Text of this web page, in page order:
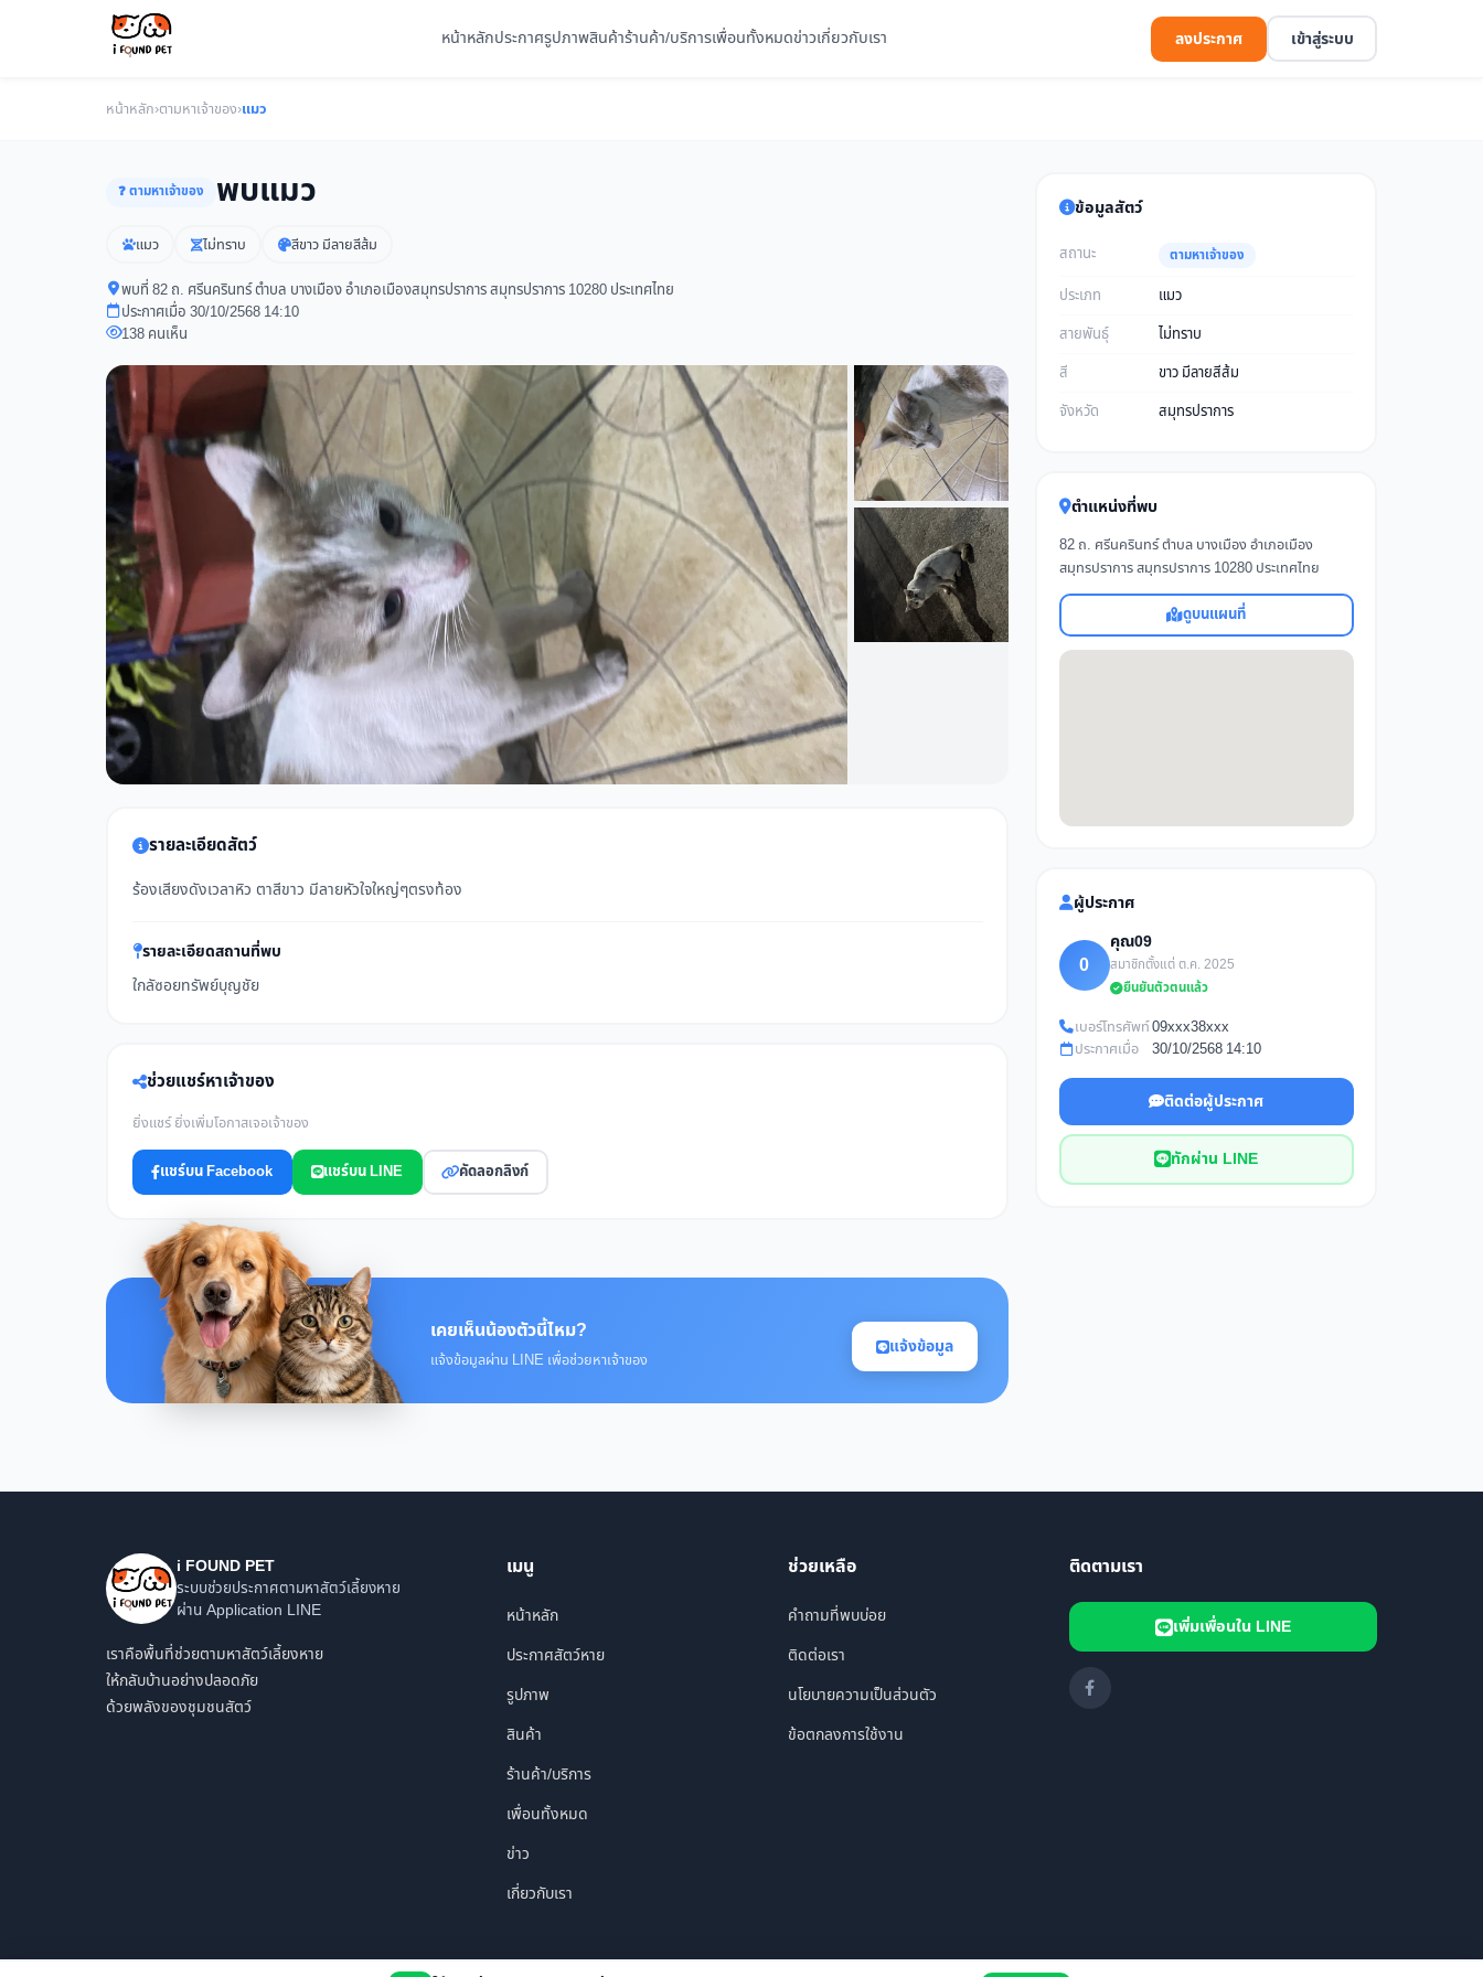
หน้าหลักประกาศรูปภาพสินค้าร้านค้า/บริการเพื่อนทั้งหมดข่าวเกี่ยวกับเรา ลงประกาศ เข้าสู่ระบบ
หน้าหลัก›ตามหาเจ้าของ›แมว
❓ ตามหาเจ้าของ พบแมว
แมว ไม่ทราบ สีขาว มีลายสีส้ม
พบที่ 82 ถ. ศรีนครินทร์ ตำบล บางเมือง อำเภอเมืองสมุทรปราการ สมุทรปราการ 10280 ประเทศไทย
ประกาศเมื่อ 30/10/2568 14:10
138 คนเห็น
รายละเอียดสัตว์
ร้องเสียงดังเวลาหิว ตาสีขาว มีลายหัวใจใหญ่ๆตรงท้อง
รายละเอียดสถานที่พบ
ใกลัซอยทรัพย์บุญชัย
ช่วยแชร์หาเจ้าของ
ยิ่งแชร์ ยิ่งเพิ่มโอกาสเจอเจ้าของ
แชร์บน Facebook แชร์บน LINE คัดลอกลิงก์
เคยเห็นน้องตัวนี้ไหม?
แจ้งข้อมูลผ่าน LINE เพื่อช่วยหาเจ้าของ
แจ้งข้อมูล
ข้อมูลสัตว์
สถานะ ตามหาเจ้าของ
ประเภท
แมว
สายพันธุ์
ไม่ทราบ
สี
ขาว มีลายสีส้ม
จังหวัด
สมุทรปราการ
ตำแหน่งที่พบ
82 ถ. ศรีนครินทร์ ตำบล บางเมือง อำเภอเมือง
สมุทรปราการ สมุทรปราการ 10280 ประเทศไทย
ดูบนแผนที่
ผู้ประกาศ
0
คุณ09
สมาชิกตั้งแต่ ต.ค. 2025
ยืนยันตัวตนแล้ว
เบอร์โทรศัพท์09xxx38xxx
ประกาศเมื่อ
30/10/2568 14:10
ติดต่อผู้ประกาศ
ทักผ่าน LINE
i FOUND PET
ระบบช่วยประกาศตามหาสัตว์เลี้ยงหาย
ผ่าน Application LINE
เราคือพื้นที่ช่วยตามหาสัตว์เลี้ยงหาย
ให้กลับบ้านอย่างปลอดภัย
ด้วยพลังของชุมชนสัตว์
เมนู
หน้าหลัก
ประกาศสัตว์หาย
รูปภาพ
สินค้า
ร้านค้า/บริการ
เพื่อนทั้งหมด
ข่าว
เกี่ยวกับเรา
ช่วยเหลือ
คำถามที่พบบ่อย
ติดต่อเรา
นโยบายความเป็นส่วนตัว
ข้อตกลงการใช้งาน
ติดตามเรา
เพิ่มเพื่อนใน LINE